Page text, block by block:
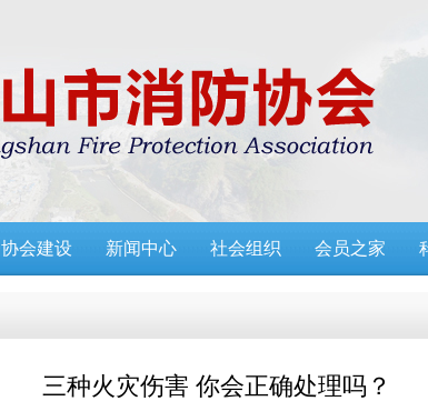
协会建设 新闻中心 社会组织 会员之家
三种火灾伤害 你会正确处理吗？